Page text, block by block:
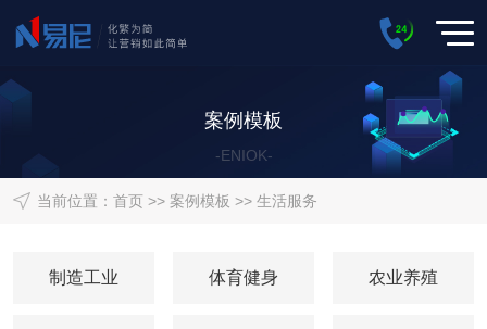
案例模板
-ENIOK-
当前位置： 首页>> 案例模板 >> 生活服务
制造工业 体育健身 农业养殖